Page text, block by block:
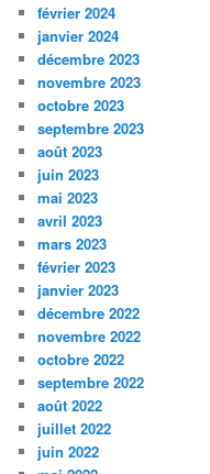
février 2024
janvier 2024
décembre 2023
novembre 2023
octobre 2023
septembre 2023
août 2023
juin 2023
mai 2023
avril 2023
mars 2023
février 2023
janvier 2023
décembre 2022
novembre 2022
octobre 2022
septembre 2022
août 2022
juillet 2022
juin 2022